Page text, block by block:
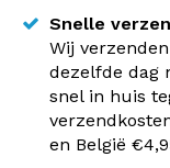
Snelle
Wij
dezelfde dag
snel in huis
en België